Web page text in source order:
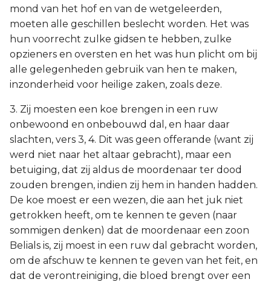
mond van het hof en van de wetgeleerden,
moeten alle geschillen beslecht worden. Het was
hun voorrecht zulke gidsen te hebben, zulke
opzieners en oversten en het was hun plicht om bij
alle gelegenheden gebruik van hen te maken,
inzonderheid voor heilige zaken, zoals deze.
3. Zij moesten een koe brengen in een ruw
onbewoond en onbebouwd dal, en haar daar
slachten, vers 3, 4. Dit was geen offerande (want zij
werd niet naar het altaar gebracht), maar een
betuiging, dat zij aldus de moordenaar ter dood
zouden brengen, indien zij hem in handen hadden.
De koe moest er een wezen, die aan het juk niet
getrokken heeft, om te kennen te geven (naar
sommigen denken) dat de moordenaar een zoon
Belials is, zij moest in een ruw dal gebracht worden,
om de afschuw te kennen te geven van het feit, en
dat de verontreiniging, die bloed brengt over een